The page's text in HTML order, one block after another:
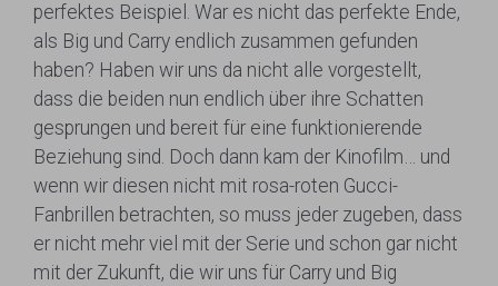
perfektes Beispiel. War es nicht das perfekte Ende,
als Big und Carry endlich zusammen gefunden
haben? Haben wir uns da nicht alle vorgestellt,
dass die beiden nun endlich über ihre Schatten
gesprungen und bereit für eine funktionierende
Beziehung sind. Doch dann kam der Kinofilm… und
wenn wir diesen nicht mit rosa-roten Gucci-
Fanbrillen betrachten, so muss jeder zugeben, dass
er nicht mehr viel mit der Serie und schon gar nicht
mit der Zukunft, die wir uns für Carry und Big